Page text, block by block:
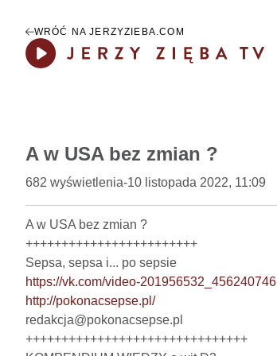
WRÓĆ NA JERZYZIEBA.COM
A w USA bez zmian ?
682 wyświetlenia-10 listopada 2022, 11:09
A w USA bez zmian ?
++++++++++++++++++++++++
https://vk.com/video-201956532_456240746
http://pokonacsepse.pl/
redakcja@pokonacsepse.pl
+++++++++++++++++++++++++++++++